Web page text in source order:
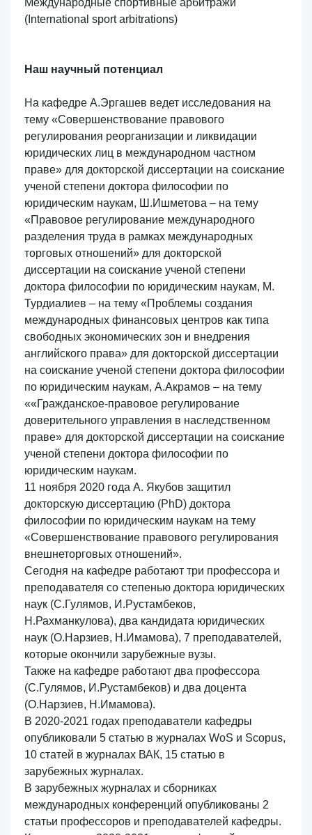
Международные спортивные арбитражи
(International sport arbitrations)
Наш научный потенциал
На кафедре А.Эргашев ведет исследования на
тему «Совершенствование правового
регулирования реорганизации и ликвидации
юридических лиц в международном частном
праве» для докторской диссертации на соискание
ученой степени доктора философии по
юридическим наукам, Ш.Ишметова – на тему
«Правовое регулирование международного
разделения труда в рамках международных
торговых отношений» для докторской
диссертации на соискание ученой степени
доктора философии по юридическим наукам, М.
Турдиалиев – на тему «Проблемы создания
международных финансовых центров как типа
свободных экономических зон и внедрения
английского права» для докторской диссертации
на соискание ученой степени доктора философии
по юридическим наукам, А.Акрамов – на тему
««Гражданское-правовое регулирование
доверительного управления в наследственном
праве» для докторской диссертации на соискание
ученой степени доктора философии по
юридическим наукам.
11 ноября 2020 года А. Якубов защитил
докторскую диссертацию (PhD) доктора
философии по юридическим наукам на тему
«Совершенствование правового регулирования
внешнеторговых отношений».
Сегодня на кафедре работают три профессора и
преподавателя со степенью доктора юридических
наук (С.Гулямов, И.Рустамбеков,
Н.Рахманкулова), два кандидата юридических
наук (О.Нарзиев, Н.Имамова), 7 преподавателей,
которые окончили зарубежные вузы.
Также на кафедре работают два профессора
(С.Гулямов, И.Рустамбеков) и два доцента
(О.Нарзиев, Н.Имамова).
В 2020-2021 годах преподаватели кафедры
опубликовали 5 статью в журналах WoS и Scopus,
10 статей в журналах ВАК, 15 статью в
зарубежных журналах.
В зарубежных журналах и сборниках
международных конференций опубликованы 2
статьи профессоров и преподавателей кафедры.